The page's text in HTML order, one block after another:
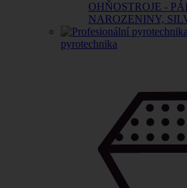
OHŇOSTROJE -
NAROZENINY,
pyrotechnika